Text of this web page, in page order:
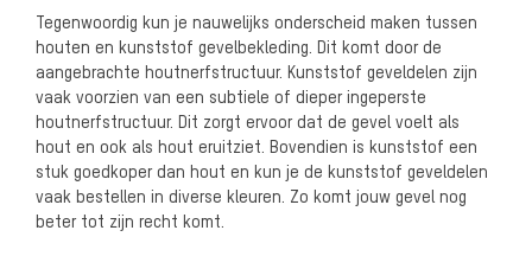
Tegenwoordig kun je nauwelijks onderscheid maken tussen
houten en kunststof gevelbekleding. Dit komt door de
aangebrachte houtnerfstructuur. Kunststof geveldelen zijn
vaak voorzien van een subtiele of dieper ingeperste
houtnerfstructuur. Dit zorgt ervoor dat de gevel voelt als
hout en ook als hout eruitziet. Bovendien is kunststof een
stuk goedkoper dan hout en kun je de kunststof geveldelen
vaak bestellen in diverse kleuren. Zo komt jouw gevel nog
beter tot zijn recht komt.